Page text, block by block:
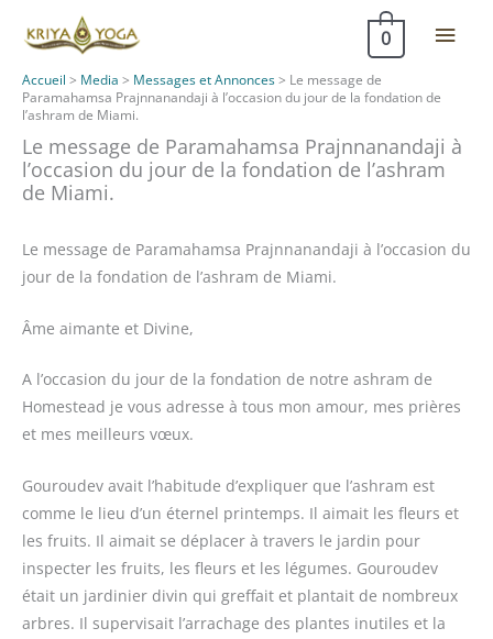
0
Accueil > Media > Messages et Annonces> Le message de
Paramahamsa Prajnnanandaji à l’occasion du jour de la fondation de
l’ashram de Miami.
Le message de Paramahamsa Prajnnanandaji à
l’occasion du jour de la fondation de l’ashram
de Miami.
Le message de Paramahamsa Prajnnanandaji à l’occasion du
jour de la fondation de l’ashram de Miami.
Âme aimante et Divine,
A l’occasion du jour de la fondation de notre ashram de
Homestead je vous adresse à tous mon amour, mes prières
et mes meilleurs vœux.
Gouroudev avait l’habitude d’expliquer que l’ashram est
comme le lieu d’un éternel printemps. Il aimait les fleurs et
les fruits. Il aimait se déplacer à travers le jardin pour
inspecter les fruits, les fleurs et les légumes. Gouroudev
était un jardinier divin qui greffait et plantait de nombreux
arbres. Il supervisait l’arrachage des plantes inutiles et la